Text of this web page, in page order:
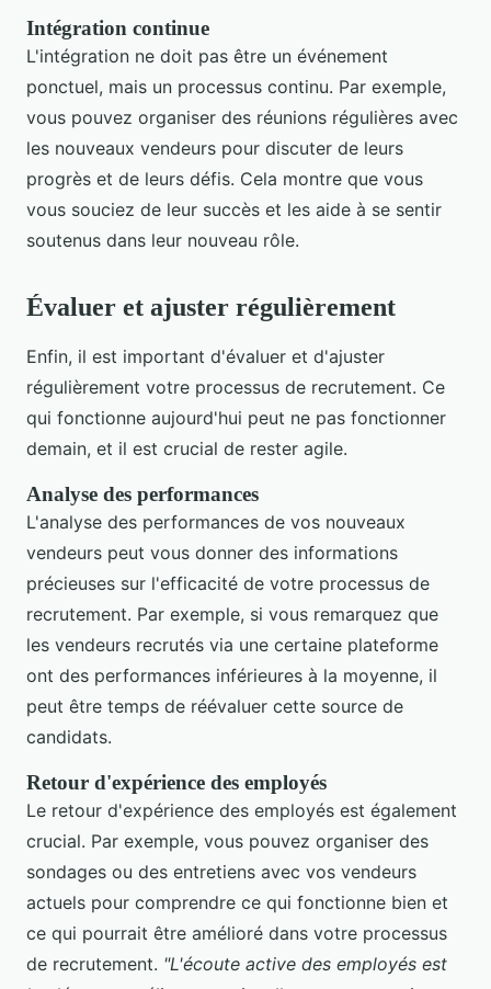
Intégration continue
L'intégration ne doit pas être un événement
ponctuel, mais un processus continu. Par exemple,
vous pouvez organiser des réunions régulières avec
les nouveaux vendeurs pour discuter de leurs
progrès et de leurs défis. Cela montre que vous
vous souciez de leur succès et les aide à se sentir
soutenus dans leur nouveau rôle.
Évaluer et ajuster régulièrement
Enfin, il est important d'évaluer et d'ajuster
régulièrement votre processus de recrutement. Ce
qui fonctionne aujourd'hui peut ne pas fonctionner
demain, et il est crucial de rester agile.
Analyse des performances
L'analyse des performances de vos nouveaux
vendeurs peut vous donner des informations
précieuses sur l'efficacité de votre processus de
recrutement. Par exemple, si vous remarquez que
les vendeurs recrutés via une certaine plateforme
ont des performances inférieures à la moyenne, il
peut être temps de réévaluer cette source de
candidats.
Retour d'expérience des employés
Le retour d'expérience des employés est également
crucial. Par exemple, vous pouvez organiser des
sondages ou des entretiens avec vos vendeurs
actuels pour comprendre ce qui fonctionne bien et
ce qui pourrait être amélioré dans votre processus
de recrutement. "L'écoute active des employés est